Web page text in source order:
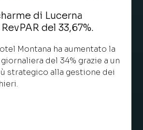
di Lucerna
del 33,67%.
Montana ha aumentato la
del 34% grazie a un
strategico alla gestione dei